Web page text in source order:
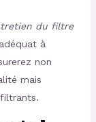
du filtre
à
non
mais